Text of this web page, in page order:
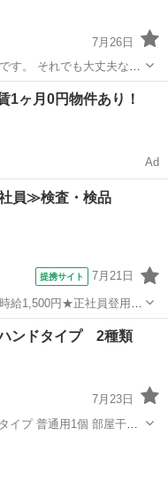
7月26日
す。 それでも大丈夫な方
1ヶ月0円物件あり！
Ad
員≫検査・検品
提携サイト 7月21日
給1,500円★正社員登用制
！無料駐車場あり！《三
ンドタイプ 2種類
7月23日